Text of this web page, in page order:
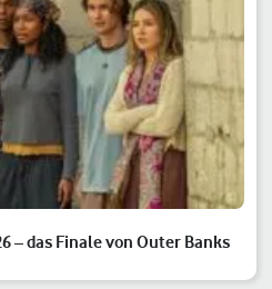
– das Finale von Outer Banks